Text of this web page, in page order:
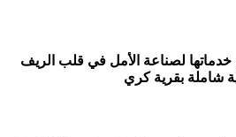
لصناعة الأمل في قلب الريف
شاملة بقرية كري